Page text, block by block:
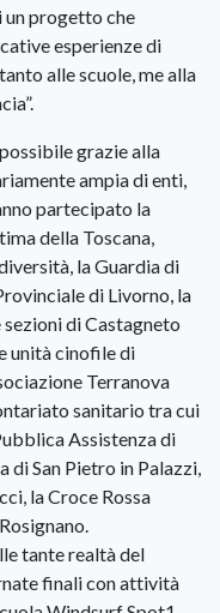
un progetto che
esperienze di
alle scuole, me alla
grazie alla
ampia di enti,
partecipato la
della Toscana,
la Guardia di
di Livorno, la
di Castagneto
unità cinofile di
Terranova
sanitario tra cui
Assistenza di
San Pietro in Palazzi,
la Croce Rossa
tante realtà del
finali con attività